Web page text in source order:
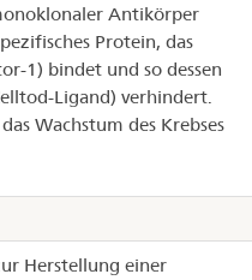
Antikörper
Protein, das
1) bindet und so dessen
Ligand) verhindert.
Wachstum des Krebses
Herstellung einer